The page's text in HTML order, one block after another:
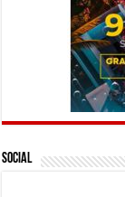
Social